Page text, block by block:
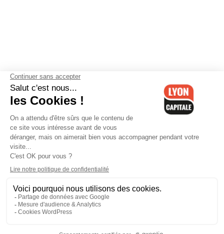
Contactez-nous-Mentions légales-CGV-Politique de
confidentialité-Gestion des cookies